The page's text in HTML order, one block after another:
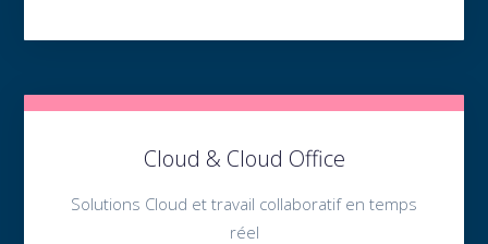
Cloud & Cloud Office
Solutions Cloud et travail collaboratif en temps
réel